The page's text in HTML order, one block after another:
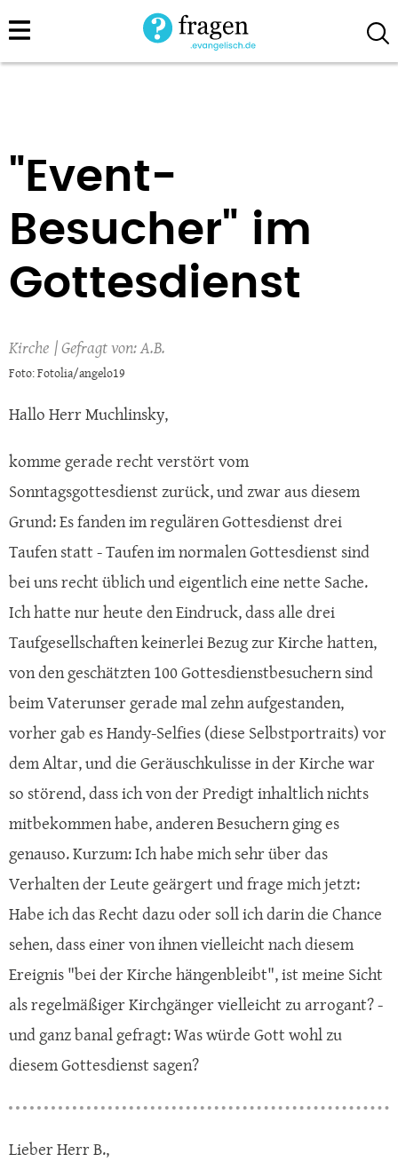
Direkt
zum
"Event-
Besucher" im
Gottesdienst
Kirche A.B.
Foto: Fotolia/angelo19
Hallo Herr Muchlinsky,
komme gerade recht verstört vom
Sonntagsgottesdienst zurück, und zwar aus diesem
Grund: Es fanden im regulären Gottesdienst drei
Taufen statt - Taufen im normalen Gottesdienst sind
bei uns recht üblich und eigentlich eine nette Sache.
Ich hatte nur heute den Eindruck, dass alle drei
Taufgesellschaften keinerlei Bezug zur Kirche hatten,
von den geschätzten 100 Gottesdienstbesuchern sind
beim Vaterunser gerade mal zehn aufgestanden,
vorher gab es Handy-Selfies (diese Selbstportraits) vor
dem Altar, und die Geräuschkulisse in der Kirche war
so störend, dass ich von der Predigt inhaltlich nichts
mitbekommen habe, anderen Besuchern ging es
genauso. Kurzum: Ich habe mich sehr über das
Verhalten der Leute geärgert und frage mich jetzt:
Habe ich das Recht dazu oder soll ich darin die Chance
sehen, dass einer von ihnen vielleicht nach diesem
Ereignis "bei der Kirche hängenbleibt", ist meine Sicht
als regelmäßiger Kirchgänger vielleicht zu arrogant? -
und ganz banal gefragt: Was würde Gott wohl zu
diesem Gottesdienst sagen?
Lieber Herr B.,